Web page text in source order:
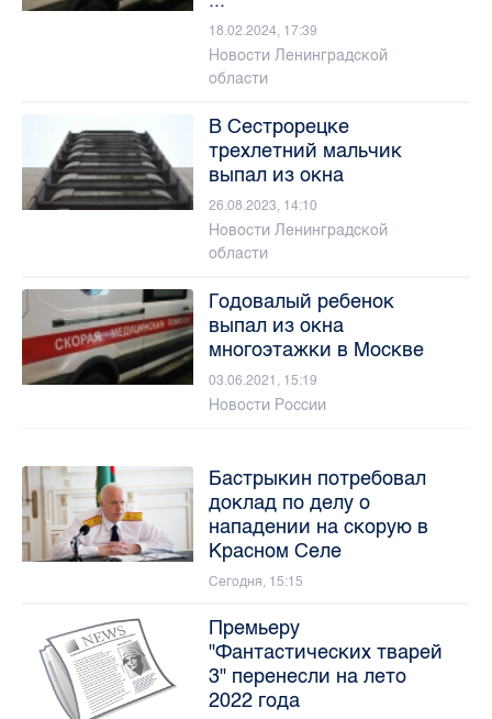
18.02.2024, 17:39
Новости Ленинградской
области
В Сестрорецке
трехлетний мальчик
выпал из окна
26.08.2023, 14:10
Новости Ленинградской
области
Годовалый ребенок
выпал из окна
многоэтажки в Москве
03.06.2021, 15:19
Новости России
Бастрыкин потребовал
доклад по делу о
нападении на скорую в
Красном Селе
Сегодня, 15:15
Премьеру
"Фантастических тварей
3" перенесли на лето
2022 года